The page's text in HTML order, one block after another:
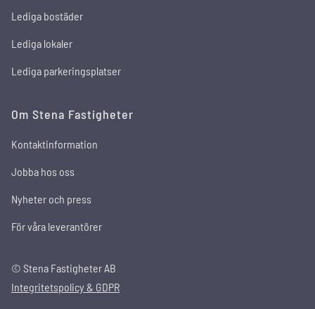
Lediga bostäder
Lediga lokaler
Lediga parkeringsplatser
Om Stena Fastigheter
Kontaktinformation
Jobba hos oss
Nyheter och press
För våra leverantörer
© Stena Fastigheter AB
Integritetspolicy & GDPR